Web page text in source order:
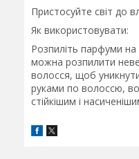
Пристосуйте світ до
Як використовувати:
Розпиліть парфуми на
можна розпилити
волосся, щоб
руками по волоссю,
стійкішим і